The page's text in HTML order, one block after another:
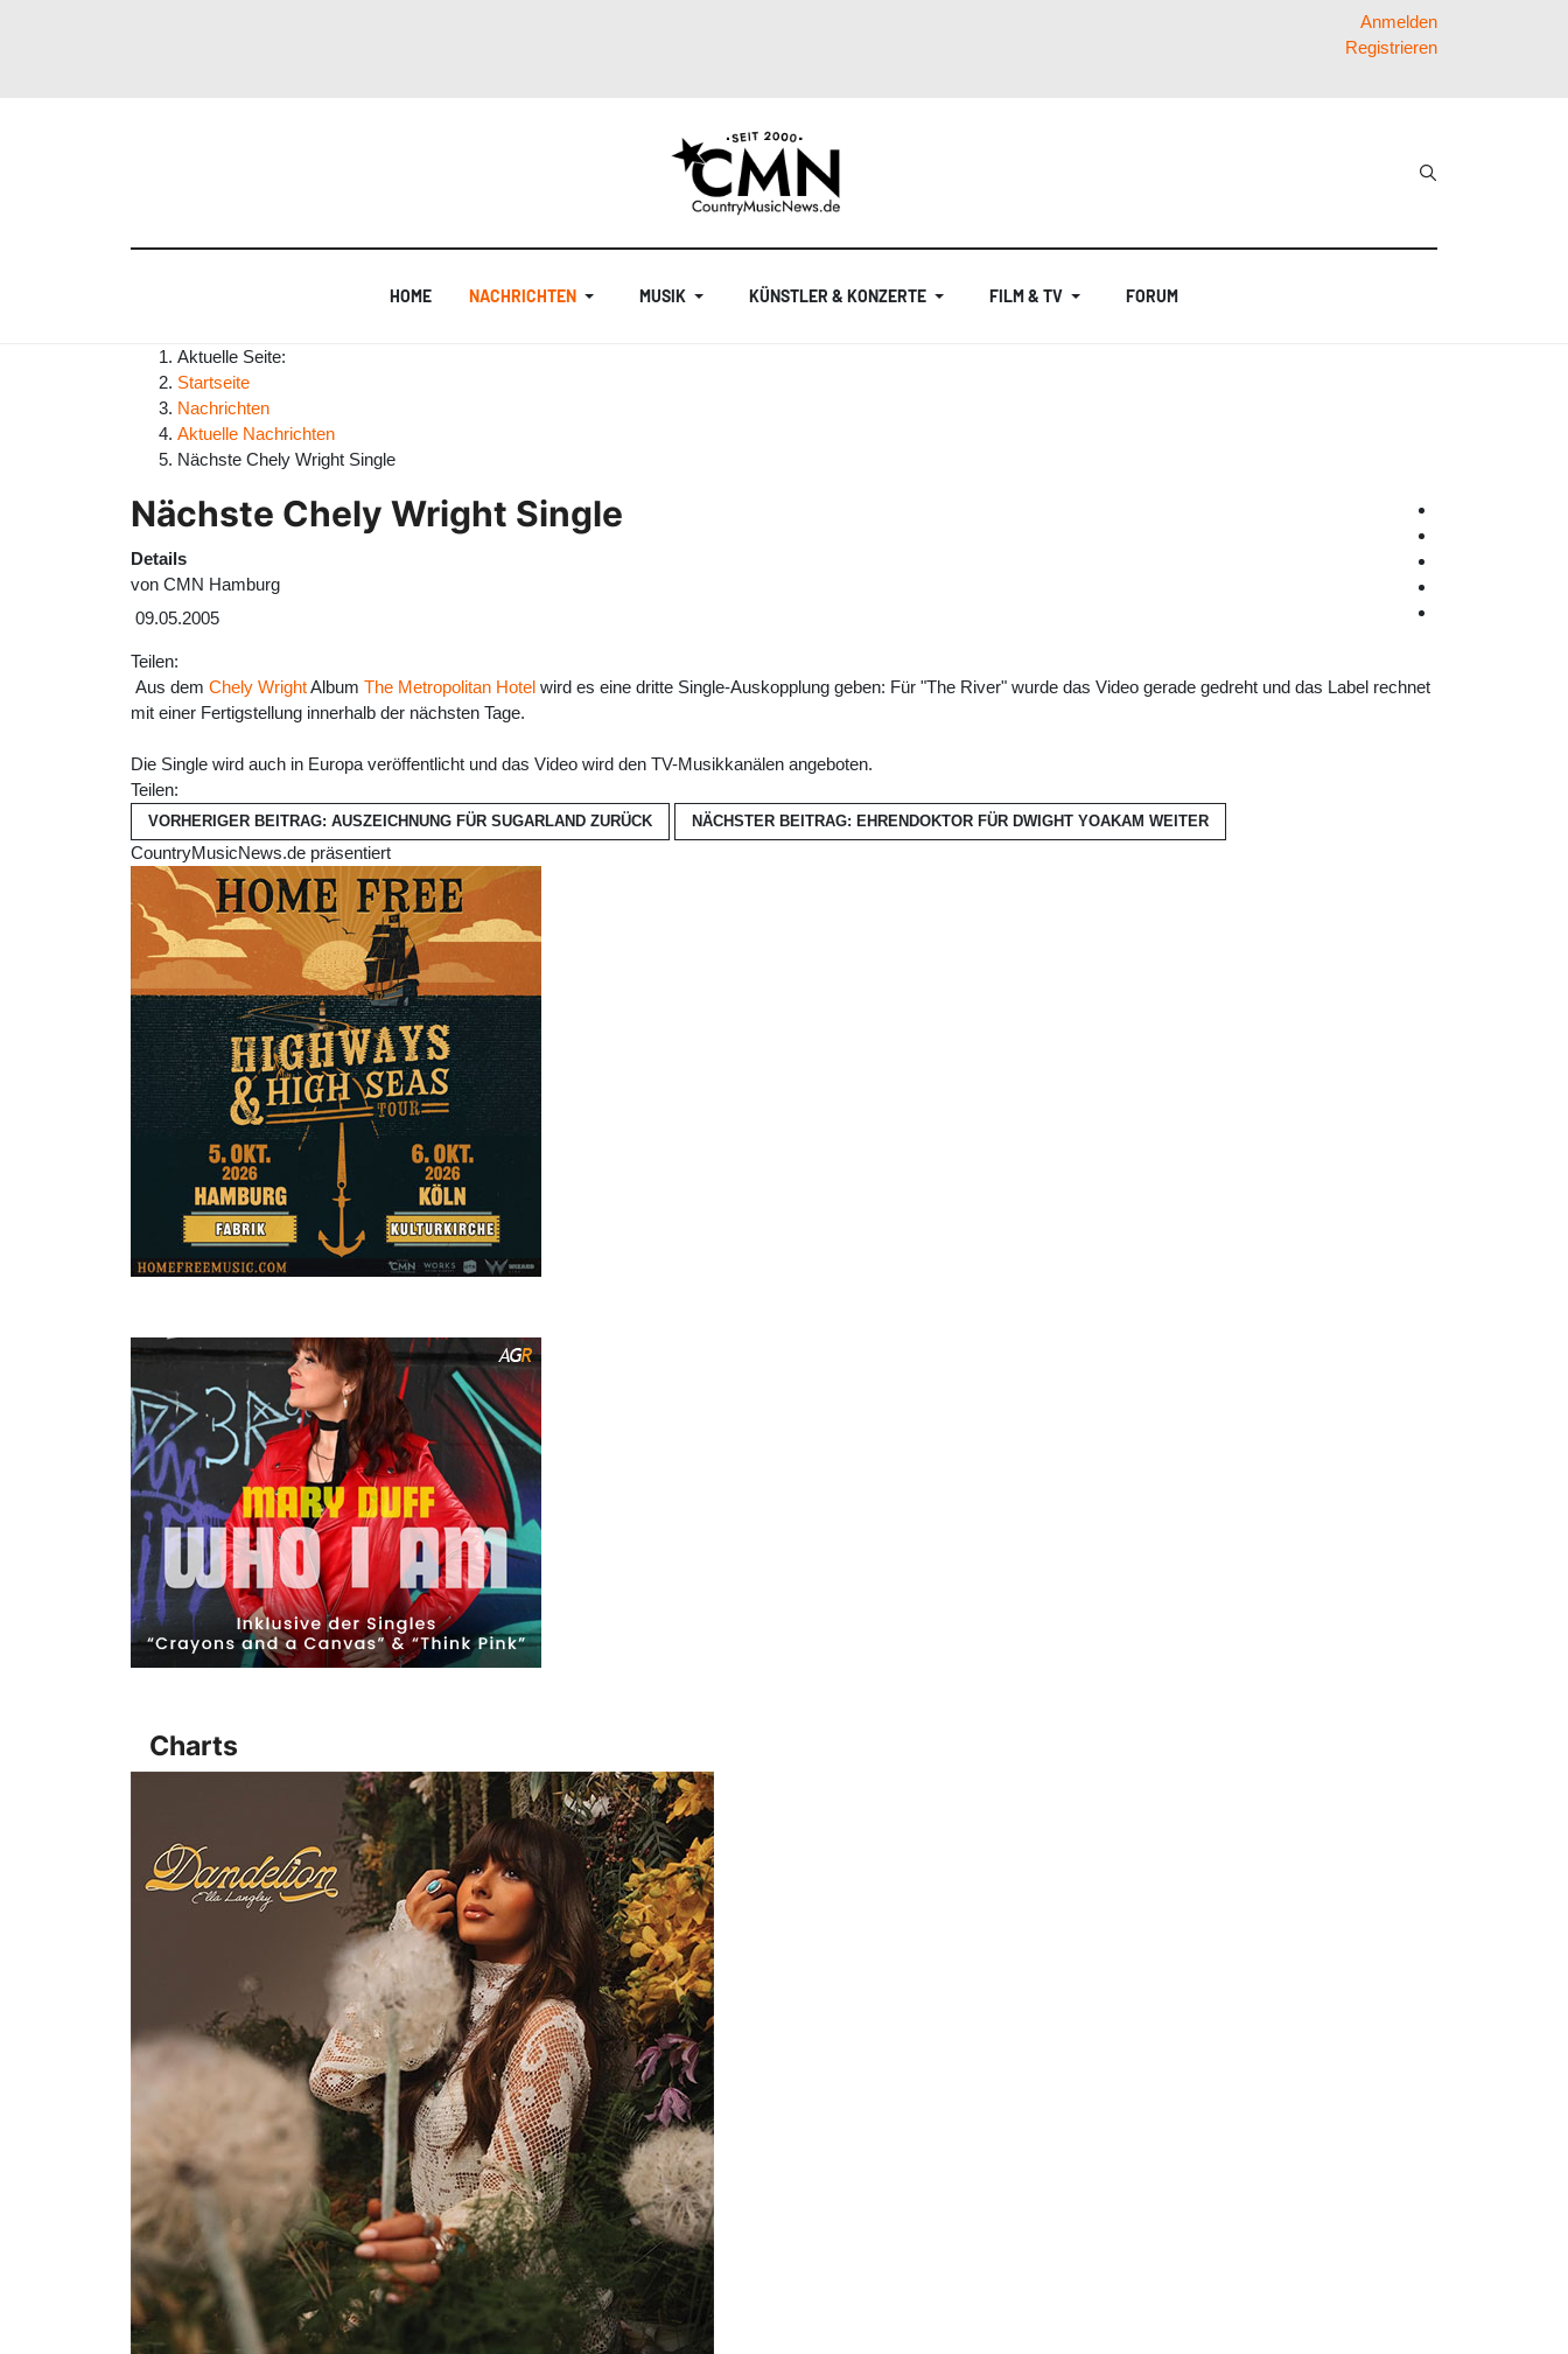
Anmelden
Registrieren
HOME NACHRICHTEN MUSIK KÜNSTLER & KONZERTE FILM & TV FORUM
Aktuelle Seite:
Startseite
Nachrichten
Aktuelle Nachrichten
Nächste Chely Wright Single
Nächste Chely Wright Single
Details
von CMN Hamburg
09.05.2005
Teilen:
Aus dem Chely WrightAlbum The Metropolitan Hotel wird es eine dritte Single-Auskopplung geben: Für "The River" wurde das Video gerade gedreht und das Label rechnet
mit einer Fertigstellung innerhalb der nächsten Tage.
Die Single wird auch in Europa veröffentlicht und das Video wird den TV-Musikkanälen angeboten.
Teilen:
VORHERIGER BEITRAG: AUSZEICHNUNG FÜR SUGARLAND ZURÜCK NÄCHSTER BEITRAG: EHRENDOKTOR FÜR DWIGHT YOAKAM WEITER
CountryMusicNews.de präsentiert
Charts